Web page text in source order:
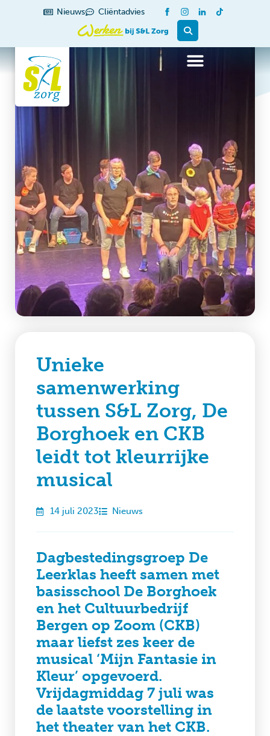
Nieuws Cliëntadvies
Unieke
samenwerking
tussen S&L Zorg, De
Borghoek en CKB
leidt tot kleurrijke
musical
14 juli 2023 Nieuws
Dagbestedingsgroep De
Leerklas heeft samen met
basisschool De Borghoek
en het Cultuurbedrijf
Bergen op Zoom (CKB)
maar liefst zes keer de
musical ‘Mijn Fantasie in
Kleur’ opgevoerd.
Vrijdagmiddag 7 juli was
de laatste voorstelling in
het theater van het CKB.